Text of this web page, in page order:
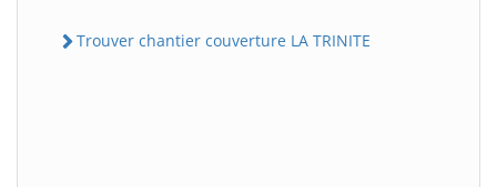
Trouver chantier couverture LA TRINITE